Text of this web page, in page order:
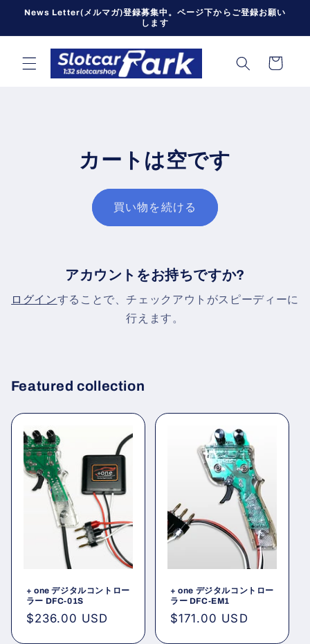
コンテン
News Letter(メルマガ)登録募集中。ページ下からご登録お願い
します
ー
カートは空です
買い物を続ける
アカウントをお持ちですか?
ログインすることで、チェックアウトがスピーディーに
行えます。
Featured collection
+ one デジタルコントロー
ラー DFC-01S
通
$236.00 USD
+ one デジタルコントロー
ラー DFC-EM1
通
$171.00 USD